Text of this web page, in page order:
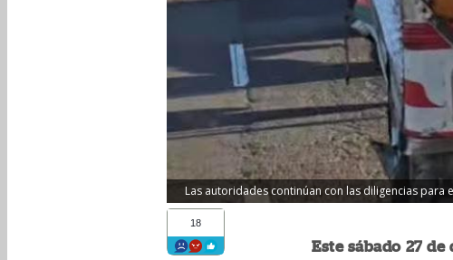
Las autoridades continúan con las diligencias para
18
Este sábado 27